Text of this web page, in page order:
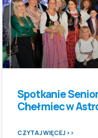
Spotkanie
Chełmiec w
CZYTAJ WIĘCEJ >>